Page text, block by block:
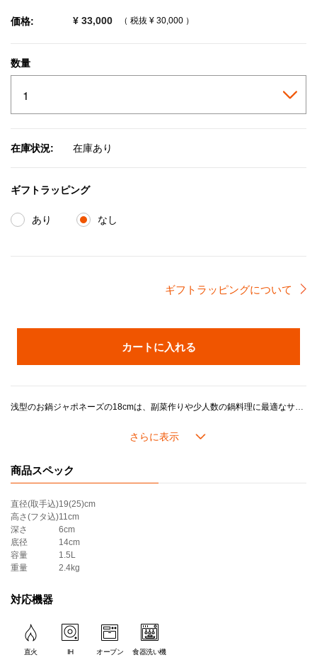
価格: ¥ 33,000 （ 税抜 ¥ 30,000 ）
数量
在庫状況: 在庫あり
ギフトラッピング
あり なし
ギフトラッピングについて
カートに入れる
浅型のお鍋ジャポネーズの18cmは、副菜作りや少人数の鍋料理に最適なサイズです。和食だけではなくリゾットやロースト料理はもちろん、タルトやケーキの焼き型としても活用いただけます。やや浅めなので取り分けがしやすく、お料理を作った後そのまま食卓に出してもスタイリッシュなお鍋です。
ル・クルーゼの鍋がつくるおいしさのヒミツは、鋳物ホーローの高い熱伝導性と蓄熱性に加え、ル・クルーゼが誇るこだわりの製品設計にあります。
＊ツマミのカラーは画像でご確認ください。
＊｢マットブラック｣はマット加工が施されたカラーです。
＊内側はブラックマットホーローです。
商品スペック
直径(取手込)19(25)cm
高さ(フタ込)11cm
深さ
6cm
底径
14cm
容量
1.5L
重量
2.4kg
対応機器
直火 IH オーブン 食器洗い機